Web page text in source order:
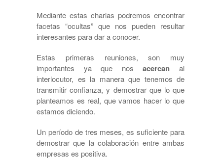
Mediante estas charlas podremos encontrar
facetas “ocultas” que nos pueden resultar
interesantes para dar a conocer.
Estas primeras reuniones, son muy
importantes ya que nosacercan al
interlocutor, es la manera que tenemos de
transmitir confianza, y demostrar que lo que
planteamos es real, que vamos hacer lo que
estamos diciendo.
Un período de tres meses, es suficiente para
demostrar que la colaboración entre ambas
empresas es positiva.